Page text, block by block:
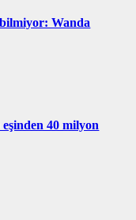
Wanda
eşinden 40 milyon